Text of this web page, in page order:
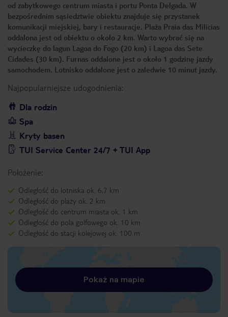
od zabytkowego centrum miasta i portu Ponta Delgada. W
bezpośrednim sąsiedztwie obiektu znajduje się przystanek
komunikacji miejskiej, bary i restauracje. Plaża Praia das Milicias
oddalona jest od obiektu o około 2 km. Warto wybrać się na
wycieczkę do lagun Lagoa do Fogo (20 km) i Lagoa das Sete
Cidades (30 km). Furnas oddalone jest o około 1 godzinę jazdy
samochodem. Lotnisko oddalone jest o zaledwie 10 minut jazdy.
Najpopularniejsze udogodnienia:
Dla rodzin
Spa
Kryty basen
TUI Service Center 24/7 + TUI App
Położenie:
Odległość do lotniska ok. 6,7 km
Odległość do plaży ok. 2 km
Odległość do centrum miasta ok. 1 km
Odległość do pola golfowego ok. 10 km
Odległość do stacji kolejowej ok. 100 m
Pokaż na mapie